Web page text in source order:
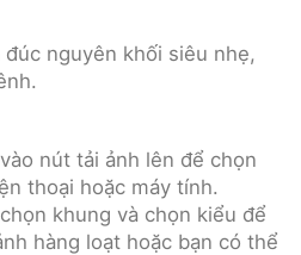
nguyên khối siêu nhẹ,
nút tải ảnh lên để chọn
thoại hoặc máy tính.
khung và chọn kiểu để
hàng loạt hoặc bạn có thể